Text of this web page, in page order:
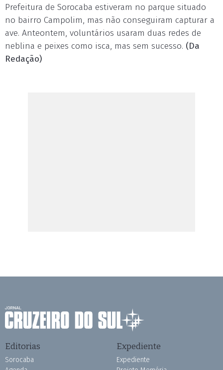
Prefeitura de Sorocaba estiveram no parque situado
no bairro Campolim, mas não conseguiram capturar a
ave. Anteontem, voluntários usaram duas redes de
neblina e peixes como isca, mas sem sucesso. (Da
Redação)
Editorias
Sorocaba
Expediente
Expediente